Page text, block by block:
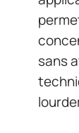
sans